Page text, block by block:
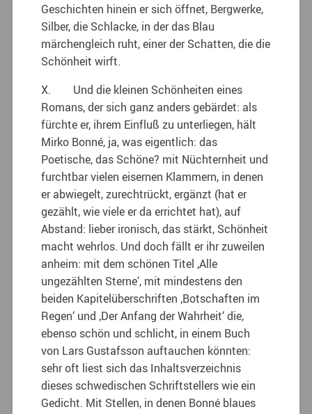
Geschichten hinein er sich öffnet, Bergwerke,
Silber, die Schlacke, in der das Blau
märchengleich ruht, einer der Schatten, die die
Schönheit wirft.
X. Und die kleinen Schönheiten eines
Romans, der sich ganz anders gebärdet: als
fürchte er, ihrem Einfluß zu unterliegen, hält
Mirko Bonné, ja, was eigentlich: das
Poetische, das Schöne? mit Nüchternheit und
furchtbar vielen eisernen Klammern, in denen
er abwiegelt, zurechtrückt, ergänzt (hat er
gezählt, wie viele er da errichtet hat), auf
Abstand: lieber ironisch, das stärkt, Schönheit
macht wehrlos. Und doch fällt er ihr zuweilen
anheim: mit dem schönen Titel ‚Alle
ungezählten Sterne‘, mit mindestens den
beiden Kapitelüberschriften ‚Botschaften im
Regen‘ und ‚Der Anfang der Wahrheit‘ die,
ebenso schön und schlicht, in einem Buch
von Lars Gustafsson auftauchen könnten:
sehr oft liest sich das Inhaltsverzeichnis
dieses schwedischen Schriftstellers wie ein
Gedicht. Mit Stellen, in denen Bonné blaues